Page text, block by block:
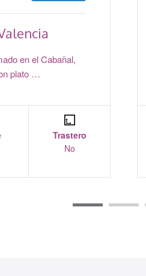
en el Cabañal,
plato …
Trastero
No